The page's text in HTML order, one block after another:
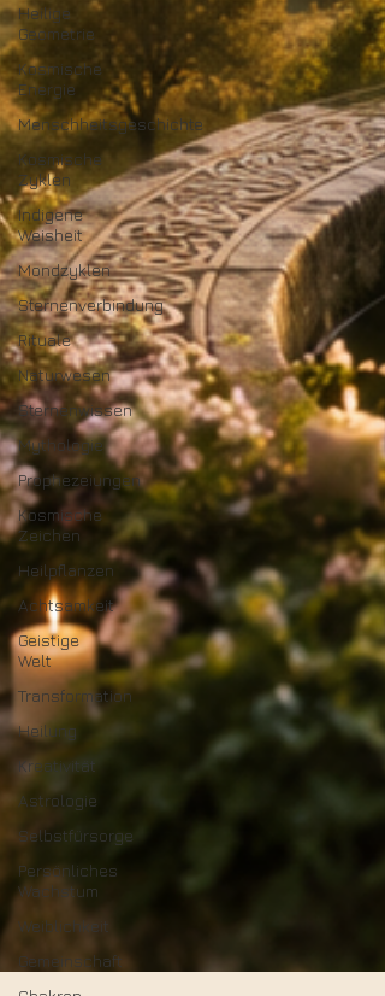
Heilige
Geometrie
Kosmische
Energie
Menschheitsgeschichte
Kosmische
Zyklen
Indigene
Weisheit
Mondzyklen
Sternenverbindung
Rituale
Naturwesen
Sternenwissen
Mythologie
Prophezeiungen
Kosmische
Zeichen
Heilpflanzen
Achtsamkeit
Geistige
Welt
Transformation
Heilung
Kreativität
Astrologie
Selbstfürsorge
Persönliches
Wachstum
Weiblichkeit
Gemeinschaft